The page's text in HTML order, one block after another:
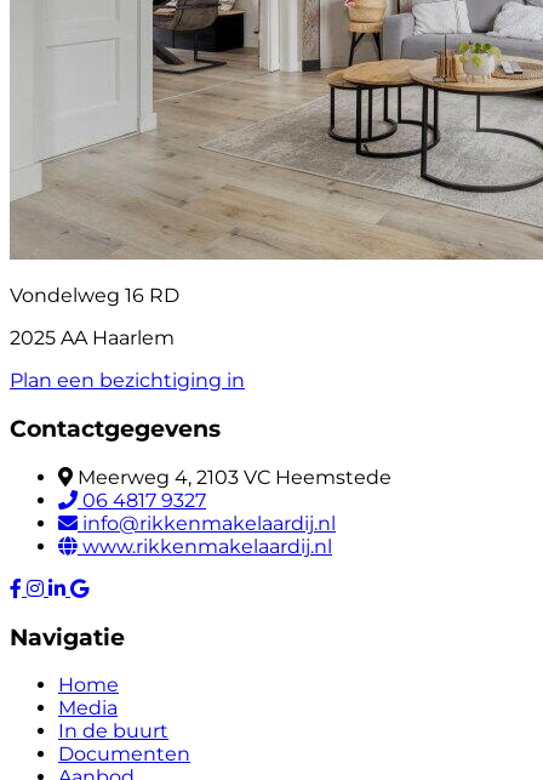
Vondelweg 16 RD
2025 AA Haarlem
Plan een bezichtiging in
Contactgegevens
Meerweg 4, 2103 VC Heemstede
06 4817 9327
info@rikkenmakelaardij.nl
www.rikkenmakelaardij.nl
Navigatie
Home
Media
In de buurt
Documenten